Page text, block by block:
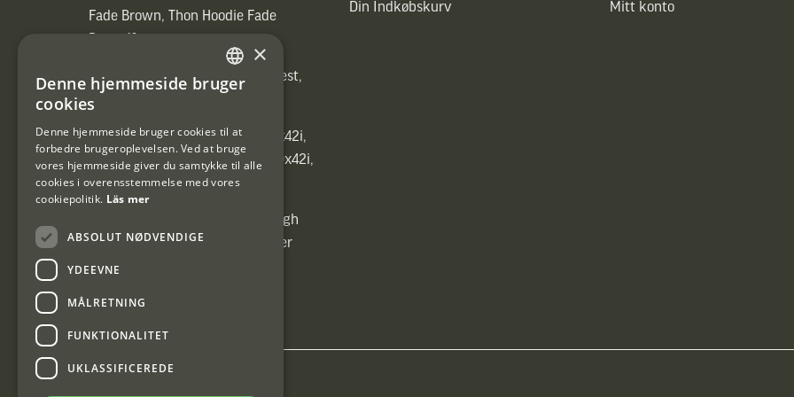
Fade Brown, Thon Hoodie Fade
[ih_use_fallback_field(Heated vest,
Heated vest)]
[ih_use_fallback_field(C6 1,7-10x42i,
6ggr förstoringsväxel!, C6 1,7-10x42i,
6ggr förstoringsväxel!)]
[ih_use_fallback_field(Carrier High
Energy Professional 15kg, Carrier
High Energy Professional 15kg)]
Din Indkøbskurv Mitt konto
SWEDISH
×
Denne hjemmeside bruger
cookies
Denne hjemmeside bruger cookies til at
forbedre brugeroplevelsen. Ved at bruge
vores hjemmeside giver du samtykke til alle
cookies i overensstemmelse med vores
cookiepolitik. Läs mer
ABSOLUT NØDVENDIGE
YDEEVNE
MÅLRETNING
FUNKTIONALITET
UKLASSIFICEREDE